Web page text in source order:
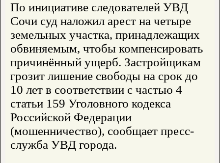
По инициативе следователей УВД
Сочи суд наложил арест на четыре
земельных участка, принадлежащих
обвиняемым, чтобы компенсировать
причинённый ущерб. Застройщикам
грозит лишение свободы на срок до
10 лет в соответствии с частью 4
статьи 159 Уголовного кодекса
Российской Федерации
(мошенничество), сообщает пресс-
служба УВД города.